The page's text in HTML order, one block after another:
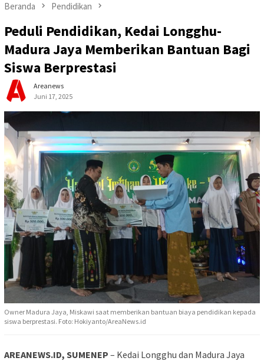
Beranda Pendidikan
Peduli Pendidikan, Kedai Longghu-
Madura Jaya Memberikan Bantuan Bagi
Siswa Berprestasi
Areanews
Juni 17, 2025
Owner Madura Jaya, Miskawi saat memberikan bantuan biaya pendidikan kepada
siswa berprestasi. Foto: Hokiyanto/AreaNews.id
AREANEWS.ID, SUMENEP – Kedai Longghu dan Madura Jaya